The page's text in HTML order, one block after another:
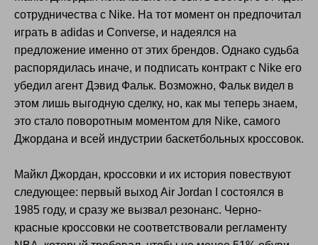
сотрудничества с Nike. На тот момент он предпочитал
играть в adidas и Converse, и надеялся на
предложение именно от этих брендов. Однако судьба
распорядилась иначе, и подписать контракт с Nike его
убедил агент Дэвид Фальк. Возможно, Фальк видел в
этом лишь выгодную сделку, но, как мы теперь знаем,
это стало поворотным моментом для Nike, самого
Джордана и всей индустрии баскетбольных кроссовок.
Майкл Джордан, кроссовки и их история повествуют
следующее: первый выход Air Jordan I состоялся в
1985 году, и сразу же вызвал резонанс. Черно-
красные кроссовки не соответствовали регламенту